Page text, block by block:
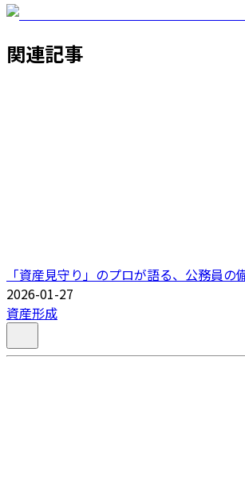
関連記事
「資産見守り」のプロが語る、公務員の
2026-01-27
資産形成